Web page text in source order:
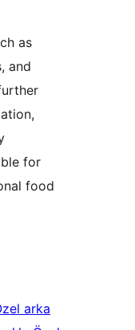
as
and
for
food
arka